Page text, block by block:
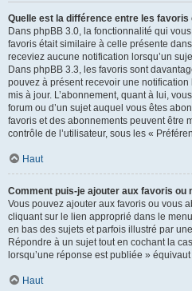
Quelle est la différence entre les favoris
Dans phpBB 3.0, la fonctionnalité qui
favoris était similaire à celle présente
receviez aucune notification lorsqu’un
Dans phpBB 3.3, les favoris sont
pouvez à présent recevoir une
mis à jour. L’abonnement, quant à lui,
forum ou d’un sujet auquel vous êtes
favoris et des abonnements peuvent être
contrôle de l’utilisateur, sous les «
Haut
Comment puis-je ajouter aux favoris ou
Vous pouvez ajouter aux favoris ou vous
cliquant sur le lien approprié dans le
en bas des sujets et parfois illustré par
Répondre à un sujet tout en cochant la
lorsqu’une réponse est publiée »
Haut